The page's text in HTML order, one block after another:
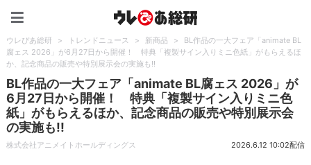
ウレぴあ総研 > トレンドニュース > 新商品 >
BL作品の一大フェア「animate BL
腐ェス 2026」が6月27日から開催！ 特典「複製サイン入りミニ色紙」がもらえるほ
か、記念商品の販売や特別展示会の実施も!!
BL作品の一大フェア「animate BL腐ェス 2026」が
6月27日から開催！ 特典「複製サイン入りミニ色
紙」がもらえるほか、記念商品の販売や特別展示会
の実施も!!
株式会社アニメイトホールディングス 2026.6.12 10:02配信